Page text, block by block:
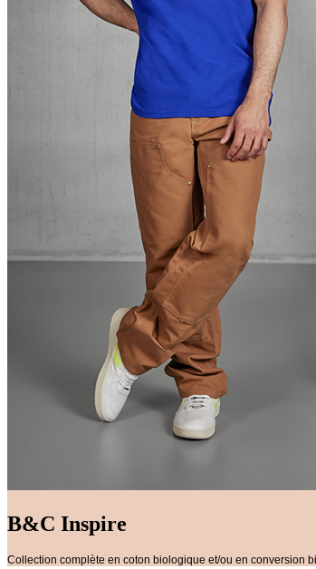
B&C Inspire
Collection complète en coton biologique et/ou en conversion